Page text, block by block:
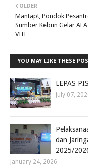
OLDER
Mantap!, Pondok
Sumber Kebun Gelar
VIII
YOU MAY LIKE THESE
LEPAS
July 07,
dan
2025/
January 24, 2026